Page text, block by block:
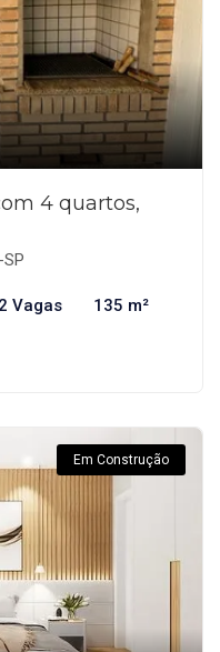
4 quartos,
2 Vagas 135 m²
Em Construção